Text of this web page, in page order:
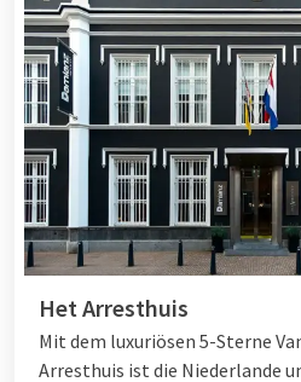
Het Arresthuis
Mit dem luxuriösen 5-Sterne
Arresthuis ist die Niederlande